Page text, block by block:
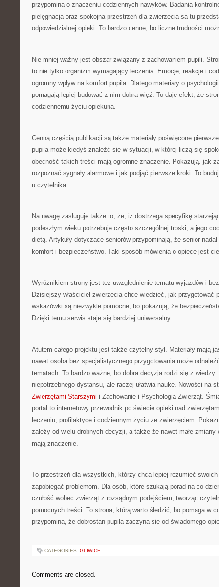
przypomina o znaczeniu codziennych nawyków. Badania
pielęgnacja oraz spokojna przestrzeń dla zwierzęcia są tu
odpowiedzialnej opieki. To bardzo cenne, bo liczne trudności
Nie mniej ważny jest obszar związany z zachowaniem pupili.
to nie tylko organizm wymagający leczenia. Emocje, reakcje i
ogromny wpływ na komfort pupila. Dlatego materiały o
pomagają lepiej budować z nim dobrą więź. To daje efekt, że
codziennemu życiu opiekuna.
Cenną częścią publikacji są także materiały poświęcone
pupila może kiedyś znaleźć się w sytuacji, w której liczą się
obecność takich treści mają ogromne znaczenie. Pokazują, jak
rozpoznać sygnały alarmowe i jak podjąć pierwsze kroki. To
u czytelnika.
Na uwagę zasługuje także to, że, iż dostrzega specyfikę
podeszłym wieku potrzebuje często szczególnej troski, a jego
dietą. Artykuły dotyczące seniorów przypominają, że senior
komfort i bezpieczeństwo. Taki sposób mówienia o opiece jest
Wyróżnikiem strony jest też uwzględnienie tematu wyjazdów i
Dzisiejszy właściciel zwierzęcia chce wiedzieć, jak przygotować
wskazówki są niezwykle pomocne, bo pokazują, że
Dzięki temu serwis staje się bardziej uniwersalny.
Atutem całego projektu jest także czytelny styl. Materiały mają
nawet osoba bez specjalistycznego przygotowania może
tematach. To bardzo ważne, bo dobra decyzja rodzi się z
niepotrzebnego dystansu, ale raczej ułatwia naukę. Nowości na
Zwierzętami Starszymi i Zachowanie i Psychologia Zwierząt.
portal to internetowy przewodnik po świecie opieki nad
leczeniu, profilaktyce i codziennym życiu ze zwierzęciem.
zależy od wielu drobnych decyzji, a także że nawet małe zmiany
mają znaczenie.
To przestrzeń dla wszystkich, którzy chcą lepiej rozumieć
zapobiegać problemom. Dla osób, które szukają porad na co
czułość wobec zwierząt z rozsądnym podejściem, tworząc
pomocnych treści. To strona, którą warto śledzić, bo pomaga w
przypomina, że dobrostan pupila zaczyna się od świadomego
CATEGORIES: GLIWICE
Comments are closed.